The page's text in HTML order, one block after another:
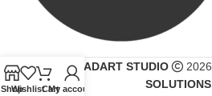
CREATED BY ADART STUDIO 2026
SOLUTIONS
ShopWishlistCart
My account